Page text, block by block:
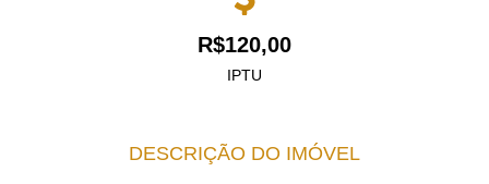
R$120,00
IPTU
DESCRIÇÃO DO IMÓVEL